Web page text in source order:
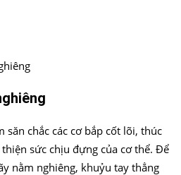
săn chắc các cơ bắp cốt lõi, thúc
sức chịu đựng của cơ thể. Để
nằm nghiêng, khuỷu tay thẳng